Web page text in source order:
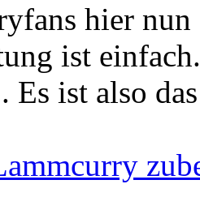
hier
ist
Es ist also